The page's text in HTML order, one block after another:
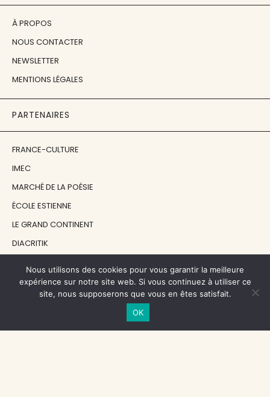
À PROPOS
NOUS CONTACTER
NEWSLETTER
MENTIONS LÉGALES
PARTENAIRES
FRANCE-CULTURE
IMEC
MARCHÉ DE LA POÉSIE
ÉCOLE ESTIENNE
LE GRAND CONTINENT
DIACRITIK
NOS SOUTIENS
CENTRE NATIONAL DU LIVRE
Nous utilisons des cookies pour vous garantir la meilleure
expérience sur notre site web. Si vous continuez à utiliser ce
site, nous supposerons que vous en êtes satisfait.
OK